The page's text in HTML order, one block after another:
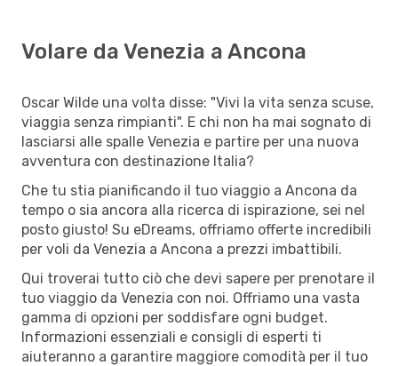
Volare da Venezia a Ancona
Oscar Wilde una volta disse: "Vivi la vita senza scuse,
viaggia senza rimpianti". E chi non ha mai sognato di
lasciarsi alle spalle Venezia e partire per una nuova
avventura con destinazione Italia?
Che tu stia pianificando il tuo viaggio a Ancona da
tempo o sia ancora alla ricerca di ispirazione, sei nel
posto giusto! Su eDreams, offriamo offerte incredibili
per voli da Venezia a Ancona a prezzi imbattibili.
Qui troverai tutto ciò che devi sapere per prenotare il
tuo viaggio da Venezia con noi. Offriamo una vasta
gamma di opzioni per soddisfare ogni budget.
Informazioni essenziali e consigli di esperti ti
aiuteranno a garantire maggiore comodità per il tuo